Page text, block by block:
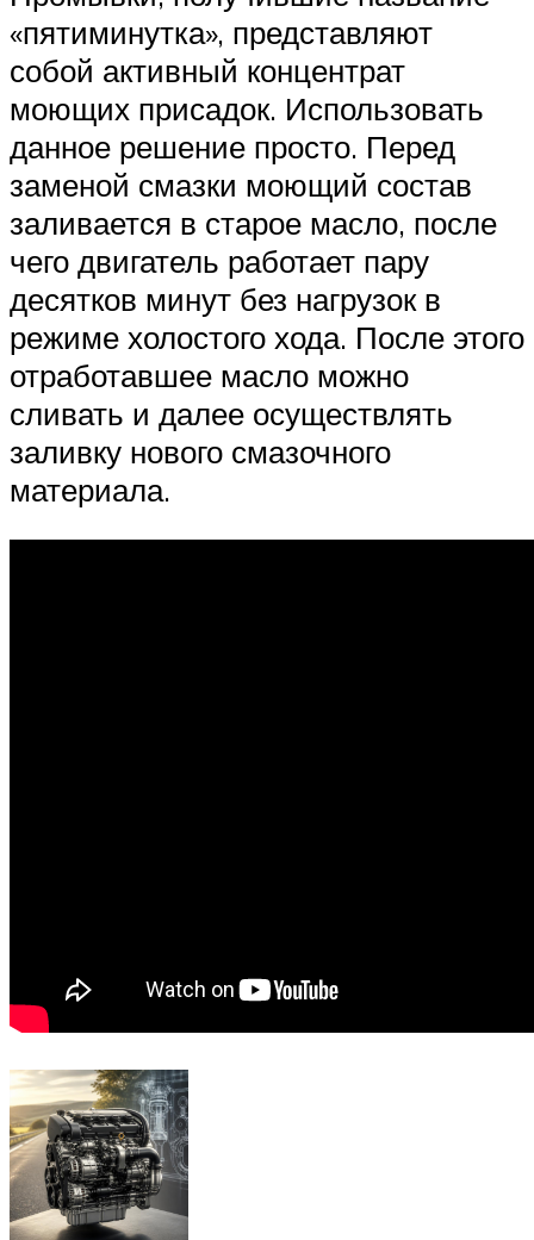
«пятиминутка», представляют
собой активный концентрат
моющих присадок. Использовать
данное решение просто. Перед
заменой смазки моющий состав
заливается в старое масло, после
чего двигатель работает пару
десятков минут без нагрузок в
режиме холостого хода. После этого
отработавшее масло можно
сливать и далее осуществлять
заливку нового смазочного
материала.